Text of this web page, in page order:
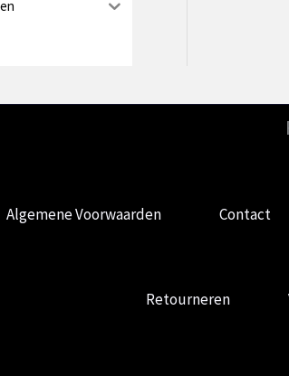
Algemene Voorwaarden Contact
Retourneren